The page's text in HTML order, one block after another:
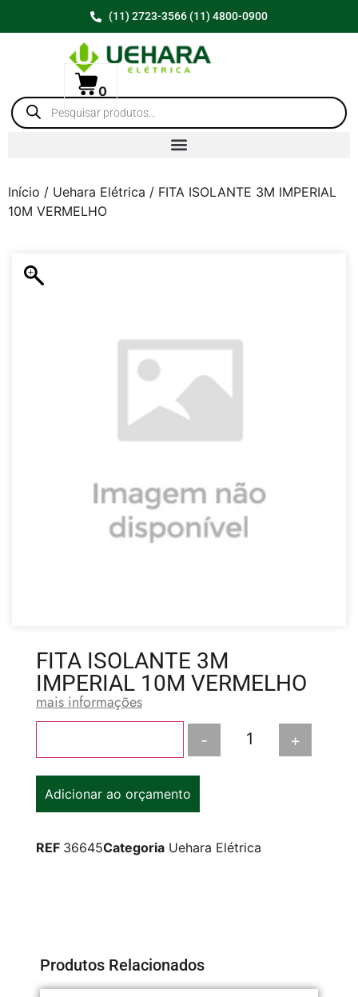
(11) 2723-3566 (11) 4800-0900
0
Início / Uehara Elétrica / FITA ISOLANTE 3M IMPERIAL
10M VERMELHO
FITA ISOLANTE 3M
IMPERIAL 10M VERMELHO
mais informações
- +
Adicionar ao orçamento
REF 36645Categoria Uehara Elétrica
Produtos Relacionados